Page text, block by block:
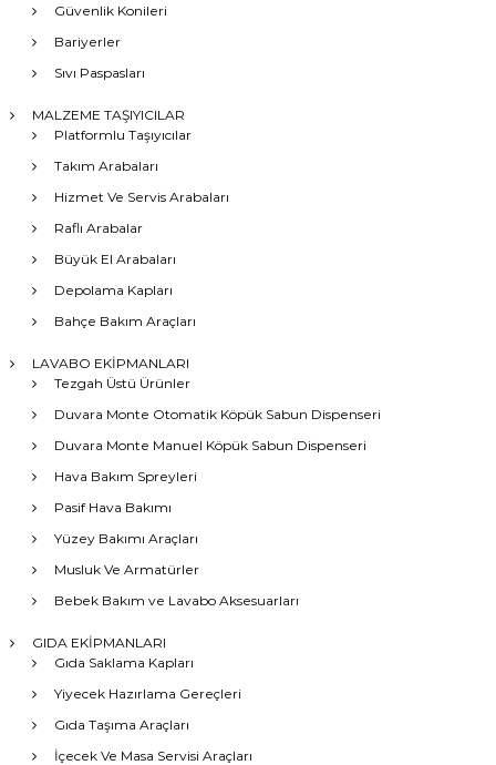
Güvenlik Konileri
Bariyerler
Sıvı Paspasları
MALZEME TAŞIYICILAR
Platformlu Taşıyıcılar
Takım Arabaları
Hizmet Ve Servis Arabaları
Raflı Arabalar
Büyük El Arabaları
Depolama Kapları
Bahçe Bakım Araçları
LAVABO EKİPMANLARI
Tezgah Üstü Ürünler
Duvara Monte Otomatik Köpük Sabun Dispenseri
Duvara Monte Manuel Köpük Sabun Dispenseri
Hava Bakım Spreyleri
Pasif Hava Bakımı
Yüzey Bakımı Araçları
Musluk Ve Armatürler
Bebek Bakım ve Lavabo Aksesuarları
GIDA EKİPMANLARI
Gıda Saklama Kapları
Yiyecek Hazırlama Gereçleri
Gıda Taşıma Araçları
İçecek Ve Masa Servisi Araçları